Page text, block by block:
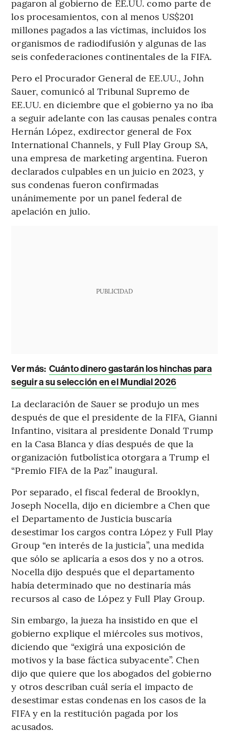
pagaron al gobierno de EE.UU. como parte de
los procesamientos, con al menos US$201
millones pagados a las víctimas, incluidos los
organismos de radiodifusión y algunas de las
seis confederaciones continentales de la FIFA.
Pero el Procurador General de EE.UU., John
Sauer, comunicó al Tribunal Supremo de
EE.UU. en diciembre que el gobierno ya no iba
a seguir adelante con las causas penales contra
Hernán López, exdirector general de Fox
International Channels, y Full Play Group SA,
una empresa de marketing argentina. Fueron
declarados culpables en un juicio en 2023, y
sus condenas fueron confirmadas
unánimemente por un panel federal de
apelación en julio.
PUBLICIDAD
Ver más: Cuánto dinero gastarán los hinchas para
seguir a su selección en el Mundial 2026
La declaración de Sauer se produjo un mes
después de que el presidente de la FIFA, Gianni
Infantino, visitara al presidente Donald Trump
en la Casa Blanca y días después de que la
organización futbolística otorgara a Trump el
“Premio FIFA de la Paz” inaugural.
Por separado, el fiscal federal de Brooklyn,
Joseph Nocella, dijo en diciembre a Chen que
el Departamento de Justicia buscaría
desestimar los cargos contra López y Full Play
Group “en interés de la justicia”, una medida
que sólo se aplicaría a esos dos y no a otros.
Nocella dijo después que el departamento
había determinado que no destinaría más
recursos al caso de López y Full Play Group.
Sin embargo, la jueza ha insistido en que el
gobierno explique el miércoles sus motivos,
diciendo que “exigirá una exposición de
motivos y la base fáctica subyacente”. Chen
dijo que quiere que los abogados del gobierno
y otros describan cuál sería el impacto de
desestimar estas condenas en los casos de la
FIFA y en la restitución pagada por los
acusados.